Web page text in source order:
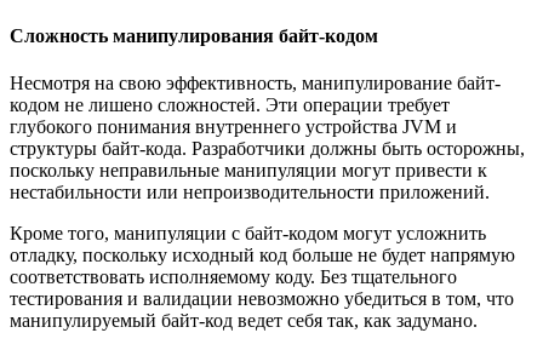
Сложность манипулирования байт-кодом
Несмотря на свою эффективность, манипулирование байт-
кодом не лишено сложностей. Эти операции требует
глубокого понимания внутреннего устройства JVM и
структуры байт-кода. Разработчики должны быть осторожны,
поскольку неправильные манипуляции могут привести к
нестабильности или непроизводительности приложений.
Кроме того, манипуляции с байт-кодом могут усложнить
отладку, поскольку исходный код больше не будет напрямую
соответствовать исполняемому коду. Без тщательного
тестирования и валидации невозможно убедиться в том, что
манипулируемый байт-код ведет себя так, как задумано.